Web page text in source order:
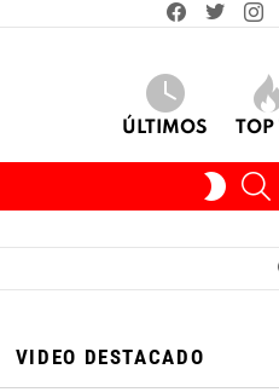
ÚLTIMOS TOP
SKIN
VIDEO DESTACADO